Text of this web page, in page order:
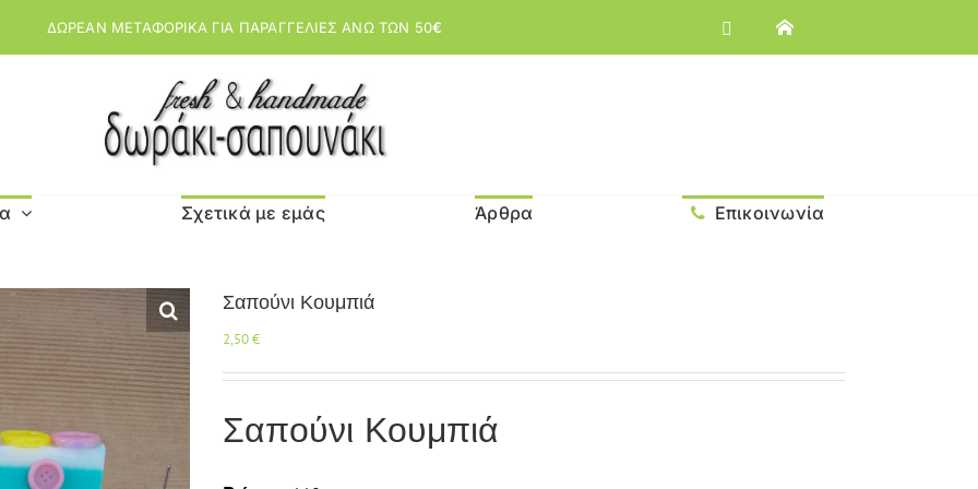
ΔΩΡΕΑΝ ΜΕΤΑΦΟΡΙΚΑ ΓΙΑ ΠΑΡΑΓΓΕΛΙΕΣ ΑΝΩ ΤΩΝ 50€
Σχετικά με εμάς Άρθρα Επικοινωνία
Σαπούνι Κουμπιά
2,50€
Σαπούνι Κουμπιά